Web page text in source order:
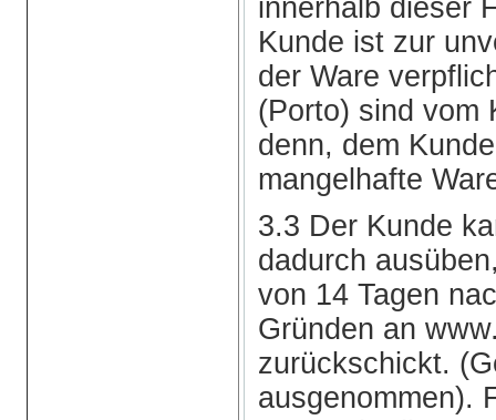
innerhalb dieser
Kunde ist zur
der Ware
(Porto) sind vom
denn, dem
mangelhafte
3.3 Der Kunde
dadurch
von 14 Tagen
Gründen an
zurückschickt.
ausgenommen).